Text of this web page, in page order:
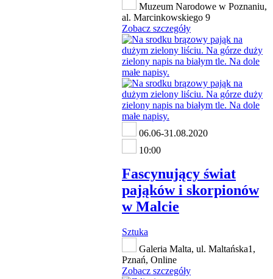
Muzeum Narodowe w Poznaniu,
al. Marcinkowskiego 9
Zobacz szczegóły
06.06-31.08.2020
10:00
Fascynujący świat
pająków i skorpionów
w Malcie
Sztuka
Galeria Malta, ul. Maltańska1,
Pznań, Online
Zobacz szczegóły